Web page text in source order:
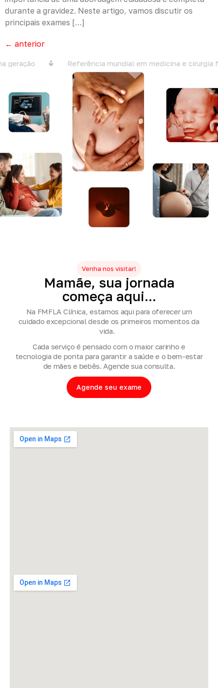
durante a gravidez. Neste artigo, vamos discutir os
principais exames […]
← anterior
Referência mundial em medicina e cirurgia
Venha nos visitar!
Mamãe, sua jornada
começa aqui...
Na FMFLA Clínica, estamos aqui para oferecer um
cuidado excepcional desde os primeiros momentos da
vida.
Cada serviço é pensado com o maior carinho e
tecnologia de ponta para garantir a saúde e o bem-estar
de mães e bebês. Agende sua consulta.
Agende seu exame